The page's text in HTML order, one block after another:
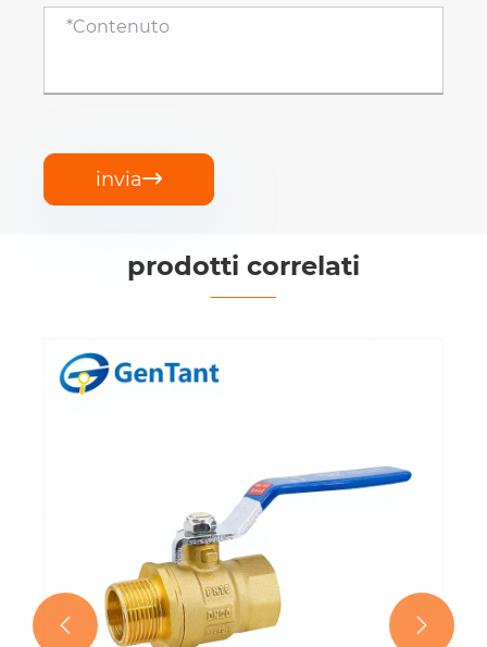
invia
prodotti correlati
 